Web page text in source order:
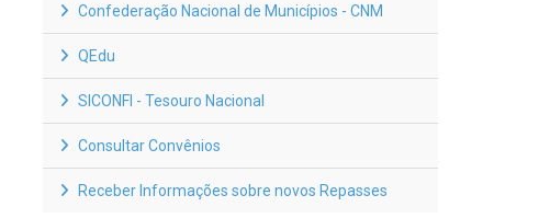
Confederação Nacional de Municípios - CNM
QEdu
SICONFI - Tesouro Nacional
Consultar Convênios
Receber Informações sobre novos Repasses